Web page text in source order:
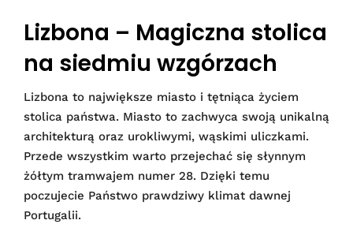
Lizbona – Magiczna stolica
na siedmiu wzgórzach
Lizbona to największe miasto i tętniąca życiem
stolica państwa. Miasto to zachwyca swoją unikalną
architekturą oraz urokliwymi, wąskimi uliczkami.
Przede wszystkim warto przejechać się słynnym
żółtym tramwajem numer 28. Dzięki temu
poczujecie Państwo prawdziwy klimat dawnej
Portugalii.